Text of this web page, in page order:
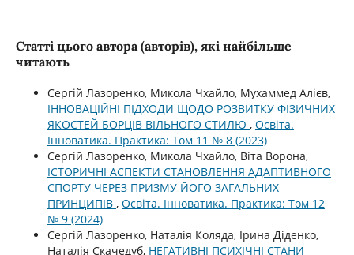
Статті цього автора (авторів), які найбільше
читають
Сергій Лазоренко, Микола Чхайло, Мухаммед Алієв,
ІННОВАЦІЙНІ ПІДХОДИ ЩОДО РОЗВИТКУ ФІЗИЧНИХ
ЯКОСТЕЙ БОРЦІВ ВІЛЬНОГО СТИЛЮ , Освіта.
Інноватика. Практика: Том 11 № 8 (2023)
Сергій Лазоренко, Микола Чхайло, Віта Ворона,
ІСТОРИЧНІ АСПЕКТИ СТАНОВЛЕННЯ АДАПТИВНОГО
СПОРТУ ЧЕРЕЗ ПРИЗМУ ЙОГО ЗАГАЛЬНИХ
ПРИНЦИПІВ , Освіта. Інноватика. Практика: Том 12
№ 9 (2024)
Сергій Лазоренко, Наталія Коляда, Ірина Діденко,
Наталія Скачедуб, НЕГАТИВНІ ПСИХІЧНІ СТАНИ